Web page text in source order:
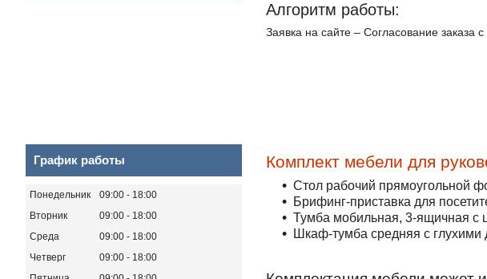
Алгоритм работы:
Заявка на сайте – Согласование
Комплект мебели для
Стол рабочий прямоугольной
Брифинг-приставка для
Тумба мобильная, 3-ящичная с
Шкаф-тумба средняя с
График работы
Понедельник 09:00
18:00
Вторник
09:00
18:00
Среда
09:00
18:00
Четверг
09:00
18:00